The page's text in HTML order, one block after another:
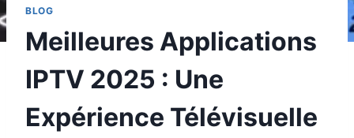
BLOG
Meilleures Applications
IPTV 2025 : Une
Expérience Télévisuelle